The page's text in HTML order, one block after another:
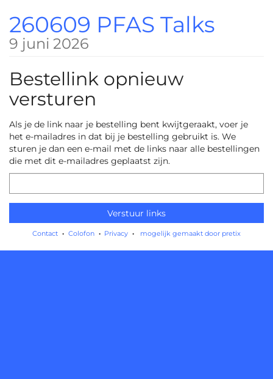
hoofdinhoud
260609 PFAS Talks
9 juni 2026
Bestellink opnieuw
versturen
Als je de link naar je bestelling bent kwijtgeraakt, voer je
het e-mailadres in dat bij je bestelling gebruikt is. We
sturen je dan een e-mail met de links naar alle bestellingen
die met dit e-mailadres geplaatst zijn.
mail
Verstuur links
Contact Colofon Privacy mogelijk gemaakt door pretix